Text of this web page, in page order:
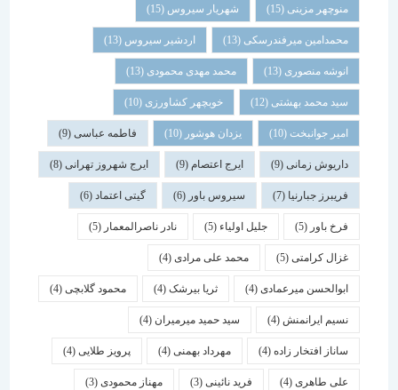
منوچهر مزینی(15) شهریار سیروس(15)
محمدامین میرفندرسکی(13) اردشیر سیروس(13)
انوشه منصوری(13) محمد مهدی محمودی(13)
سید محمد بهشتی(12) خوبچهر کشاورزی(10)
امیر جوانبخت(10) یزدان هوشور(10) فاطمه عباسی(9)
داریوش زمانی(9) ایرج اعتصام(9) ایرج شهروز تهرانی(8)
فریبرز جبارنیا(7) سیروس باور(6) گیتی اعتماد(6)
فرخ باور(5) جلیل اولیاء(5) نادر ناصرالمعمار (5)
غزال کرامتی(5) محمد علی مرادی(4)
ابوالحسن میرعمادی(4) ثریا بیرشک(4) محمود گلابچی(4)
نسیم ایرانمنش(4) سید حمید میرمیران(4)
ساناز افتخار زاده(4) مهرداد بهمنی (4) پرویز طلایی(4)
علی طاهری(4) فرید نائینی(3) مهناز محمودی(3)